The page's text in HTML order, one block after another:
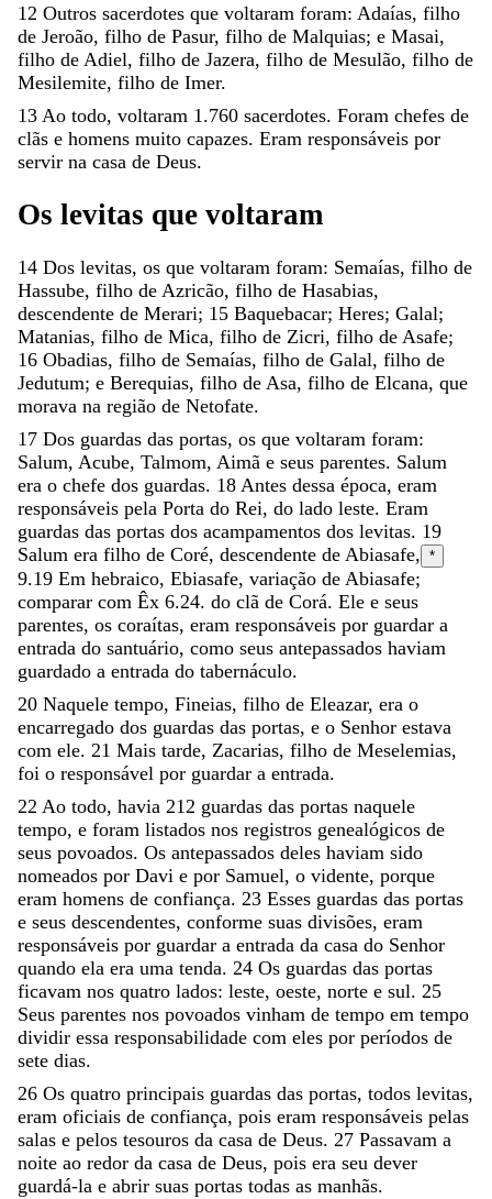
12 Outros sacerdotes que voltaram foram: Adaías, filho
de Jeroão, filho de Pasur, filho de Malquias; e Masai,
filho de Adiel, filho de Jazera, filho de Mesulão, filho de
Mesilemite, filho de Imer.
13 Ao todo, voltaram 1 .760 sacerdotes. Foram chefes de
clãs e homens muito capazes. Eram responsáveis por
servir na casa de Deus.
Os levitas que voltaram
14 Dos levitas, os que voltaram foram: Semaías, filho de
Hassube, filho de Azricão, filho de Hasabias,
descendente de Merari; 15 Baquebacar; Heres; Galal;
Matanias, filho de Mica, filho de Zicri, filho de Asafe;
16 Obadias, filho de Semaías, filho de Galal, filho de
Jedutum; e Berequias, filho de Asa, filho de Elcana, que
morava na região de Netofate.
17 Dos guardas das portas, os que voltaram foram:
Salum, Acube, Talmom, Aimã e seus parentes. Salum
era o chefe dos guardas. 18 Antes dessa época, eram
responsáveis pela Porta do Rei, do lado leste. Eram
guardas das portas dos acampamentos dos levitas. 19
Salum era filho de Coré, descendente de Abiasafe, *
9.19 Em hebraico, Ebiasafe, variação de Abiasafe;
comparar com Êx 6.24. do clã de Corá. Ele e seus
parentes, os coraítas, eram responsáveis por guardar a
entrada do santuário, como seus antepassados haviam
guardado a entrada do tabernáculo.
20 Naquele tempo, Fineias, filho de Eleazar, era o
encarregado dos guardas das portas, e o Senhor estava
com ele. 21 Mais tarde, Zacarias, filho de Meselemias,
foi o responsável por guardar a entrada.
22 Ao todo, havia 212 guardas das portas naquele
tempo, e foram listados nos registros genealógicos de
seus povoados. Os antepassados deles haviam sido
nomeados por Davi e por Samuel, o vidente, porque
eram homens de confiança. 23 Esses guardas das portas
e seus descendentes, conforme suas divisões, eram
responsáveis por guardar a entrada da casa do Senhor
quando ela era uma tenda. 24 Os guardas das portas
ficavam nos quatro lados: leste, oeste, norte e sul. 25
Seus parentes nos povoados vinham de tempo em tempo
dividir essa responsabilidade com eles por períodos de
sete dias.
26 Os quatro principais guardas das portas, todos levitas,
eram oficiais de confiança, pois eram responsáveis pelas
salas e pelos tesouros da casa de Deus. 27 Passavam a
noite ao redor da casa de Deus, pois era seu dever
guardá-la e abrir suas portas todas as manhãs.